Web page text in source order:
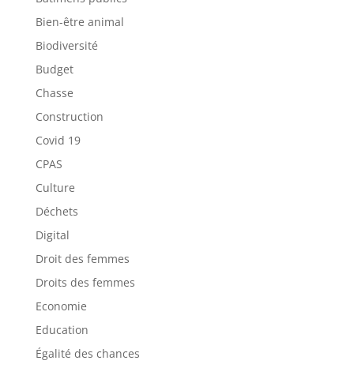
Bien-être animal
Biodiversité
Budget
Chasse
Construction
Covid 19
CPAS
Culture
Déchets
Digital
Droit des femmes
Droits des femmes
Economie
Education
Égalité des chances